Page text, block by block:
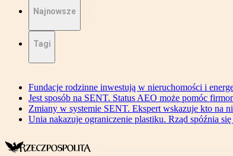
Najnowsze
Tagi
Fundacje rodzinne inwestują w nieruchomości i
Jest sposób na SENT. Status AEO może pomóc
Zmiany w systemie SENT. Ekspert wskazuje kto na
Unia nakazuje ograniczenie plastiku. Rząd spóźnia